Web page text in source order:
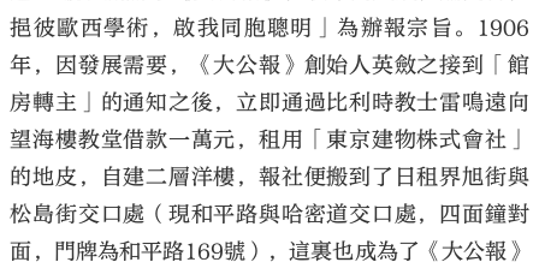
挹彼歐西學術，啟我同胞聰明」為辦報宗旨。1906
年，因發展需要，《大公報》創始人英斂之接到「館
房轉主」的通知之後，立即通過比利時教士雷鳴遠向
望海樓教堂借款一萬元，租用「東京建物株式會社」
的地皮，自建二層洋樓，報社便搬到了日租界旭街與
松島街交口處（現和平路與哈密道交口處，四面鐘對
面，門牌為和平路169號），這裏也成為了《大公報》